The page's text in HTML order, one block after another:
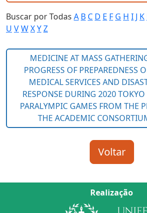
Buscar por Todas A B C D E F G H I J K
U VWXYZ
Realização